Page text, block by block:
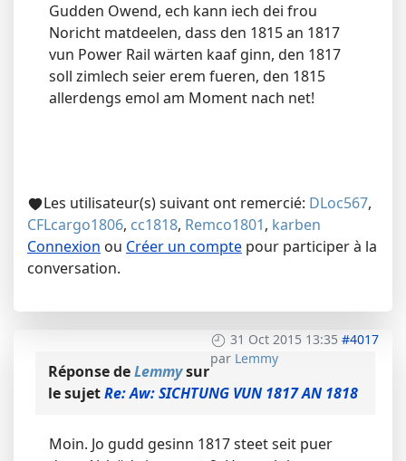
Gudden Owend, ech kann iech dei frou
Noricht matdeelen, dass den 1815 an 1817
vun Power Rail wärten kaaf ginn, den 1817
soll zimlech seier erem fueren, den 1815
allerdengs emol am Moment nach net!
Les utilisateur(s) suivant ont remercié: DLoc567,
CFLcargo1806, cc1818, Remco1801, karben
Connexion ou Créer un compte pour participer à la
conversation.
31 Oct 2015 13:35 #4017
par Lemmy
Réponse deLemmysur
le sujetRe: Aw: SICHTUNG VUN 1817 AN 1818
Moin. Jo gudd gesinn 1817 steet seit puer